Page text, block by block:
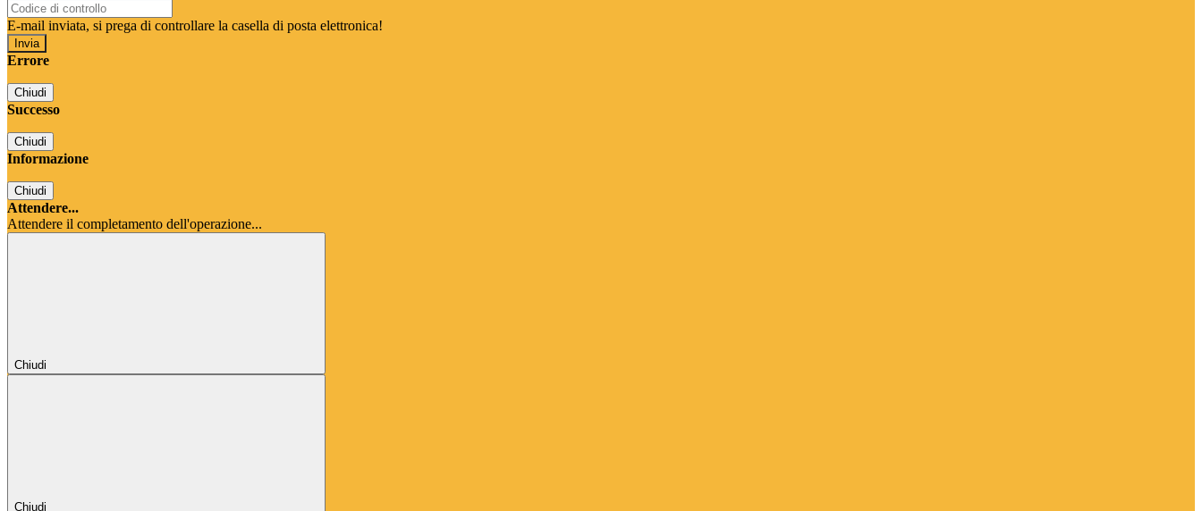
E-mail inviata, si prega di controllare la casella di posta elettronica!
Errore
Chiudi
Successo
Chiudi
Informazione
Chiudi
Attendere...
Attendere il completamento dell'operazione...
Chiudi
Chiudi